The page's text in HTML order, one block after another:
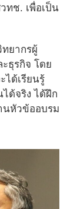
ทช. เพื่อเป็น
ทยากรผู้
ธุรกิจ โดย
ได้เรียนรู้
ด้จริง ได้ฝึก
นหัวข้ออบรม